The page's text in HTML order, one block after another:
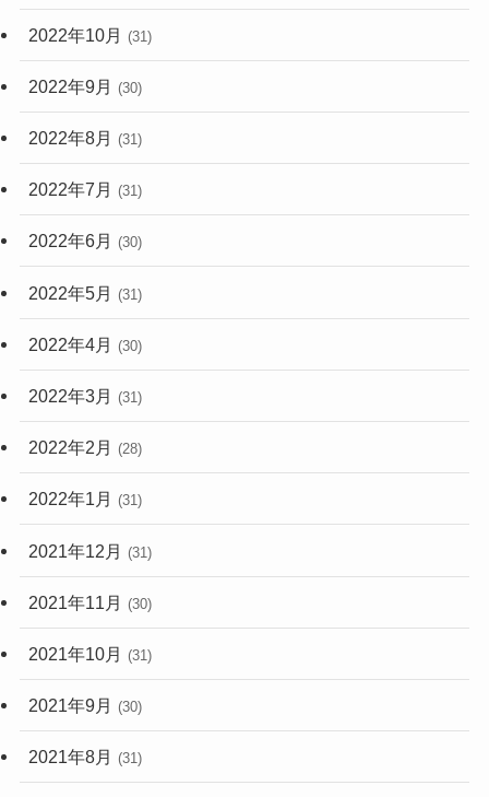
2022年10月 (31)
2022年9月 (30)
2022年8月 (31)
2022年7月 (31)
2022年6月 (30)
2022年5月 (31)
2022年4月 (30)
2022年3月 (31)
2022年2月 (28)
2022年1月 (31)
2021年12月 (31)
2021年11月 (30)
2021年10月 (31)
2021年9月 (30)
2021年8月 (31)